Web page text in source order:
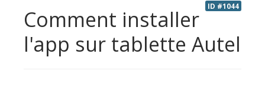
ID #1044
Comment installer
l'app sur tablette Autel